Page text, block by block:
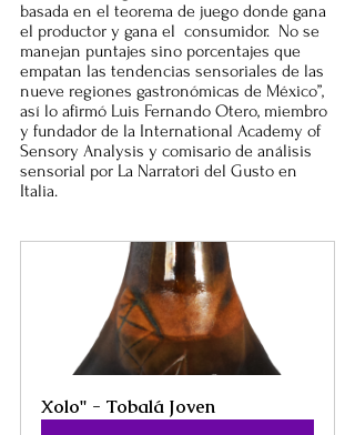
basada en el teorema de juego donde gana
el productor y gana el  consumidor.  No se
manejan puntajes sino porcentajes que
empatan las tendencias sensoriales de las
nueve regiones gastronómicas de México”,
así lo afirmó Luis Fernando Otero, miembro
y fundador de la International Academy of
Sensory Analysis y comisario de análisis
sensorial por La Narratori del Gusto en
Italia.
Xolo" - Tobalá Joven